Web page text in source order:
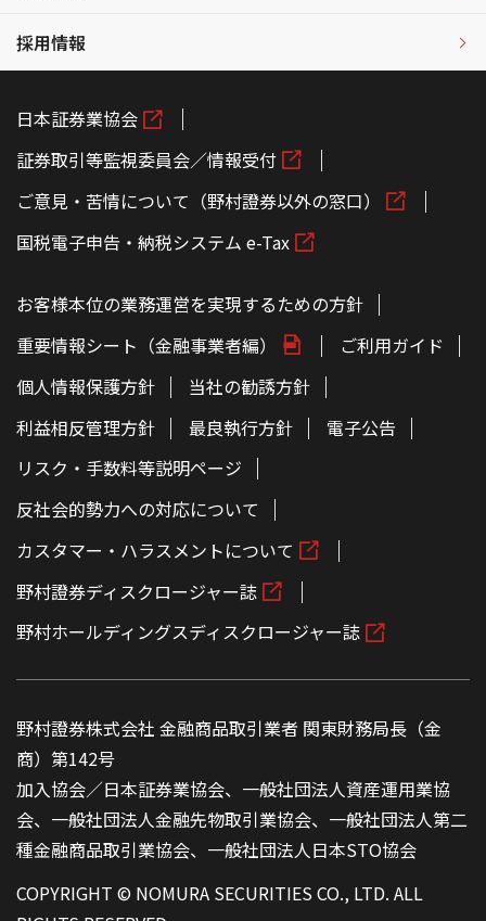
採用情報
日本証券業協会
証券取引等監視委員会／情報受付
ご意見・苦情について（野村證券以外の窓口）
国税電子申告・納税システム e-Tax
お客様本位の業務運営を実現するための方針
重要情報シート（金融事業者編）
ご利用ガイド
個人情報保護方針
当社の勧誘方針
利益相反管理方針
最良執行方針
電子公告
リスク・手数料等説明ページ
反社会的勢力への対応について
カスタマー・ハラスメントについて
野村證券ディスクロージャー誌
野村ホールディングスディスクロージャー誌
野村證券株式会社 金融商品取引業者 関東財務局長（金
商）第142号
加入協会／日本証券業協会、一般社団法人資産運用業協
会、一般社団法人金融先物取引業協会、一般社団法人第二
種金融商品取引業協会、一般社団法人日本STO協会
COPYRIGHT © NOMURA SECURITIES CO., LTD. ALL